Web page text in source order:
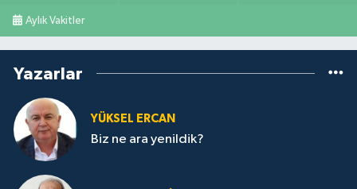
Aylık Vakitler
Yazarlar
YÜKSEL ERCAN
Biz ne ara yenildik?